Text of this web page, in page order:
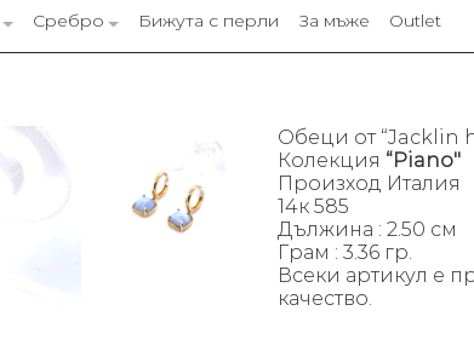
Сребро Бижута с перли За мъже Outlet
Обеци от “Jacklin
Колекция “Piano''
Произход Италия
14к 585
Дължина : 2.50 см
Грам : 3.36 гр.
Всеки артикул е
качество.